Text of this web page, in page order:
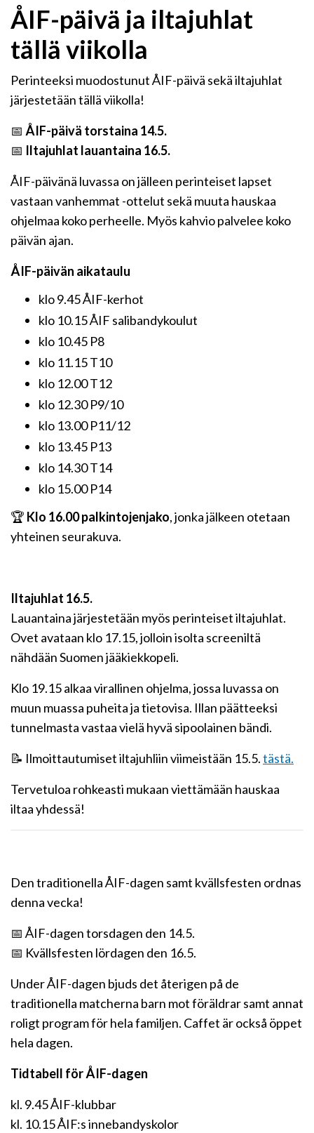
ÅIF-päivä ja iltajuhlat
tällä viikolla
Perinteeksi muodostunut ÅIF-päivä sekä iltajuhlat
järjestetään tällä viikolla!
📅 ÅIF-päivä torstaina 14.5.
📅 Iltajuhlat lauantaina 16.5.
ÅIF-päivänä luvassa on jälleen perinteiset lapset
vastaan vanhemmat -ottelut sekä muuta hauskaa
ohjelmaa koko perheelle. Myös kahvio palvelee koko
päivän ajan.
ÅIF-päivän aikataulu
klo 9.45 ÅIF-kerhot
klo 10.15 ÅIF salibandykoulut
klo 10.45 P8
klo 11.15 T10
klo 12.00 T12
klo 12.30 P9/10
klo 13.00 P11/12
klo 13.45 P13
klo 14.30 T14
klo 15.00 P14
🏆 Klo 16.00 palkintojenjako, jonka jälkeen otetaan
yhteinen seurakuva.
Iltajuhlat 16.5.
Lauantaina järjestetään myös perinteiset iltajuhlat.
Ovet avataan klo 17.15, jolloin isolta screeniltä
nähdään Suomen jääkiekkopeli.
Klo 19.15 alkaa virallinen ohjelma, jossa luvassa on
muun muassa puheita ja tietovisa. Illan päätteeksi
tunnelmasta vastaa vielä hyvä sipoolainen bändi.
📝 Ilmoittautumiset iltajuhliin viimeistään 15.5.tästä.
Tervetuloa rohkeasti mukaan viettämään hauskaa
iltaa yhdessä!
Den traditionella ÅIF-dagen samt kvällsfesten ordnas
denna vecka!
📅 ÅIF-dagen torsdagen den 14.5.
📅 Kvällsfesten lördagen den 16.5.
Under ÅIF-dagen bjuds det återigen på de
traditionella matcherna barn mot föräldrar samt annat
roligt program för hela familjen. Caffet är också öppet
hela dagen.
Tidtabell för ÅIF-dagen
kl. 9.45 ÅIF-klubbar
kl. 10.15 ÅIF:s innebandyskolor